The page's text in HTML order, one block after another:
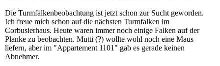
Die Turmfalkenbeobachtung ist jetzt schon zur Sucht geworden.
Ich freue mich schon auf die nächsten Turmfalken im
Corbusierhaus. Heute waren immer noch einige Falken auf der
Planke zu beobachten. Mutti (?) wollte wohl noch eine Maus
liefern, aber im "Appartement 1101" gab es gerade keinen
Abnehmer.